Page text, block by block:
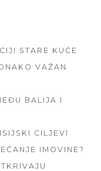
STARE KUĆE
VAŽAN
BALIJA I
CILJEVI
IMOVINE?